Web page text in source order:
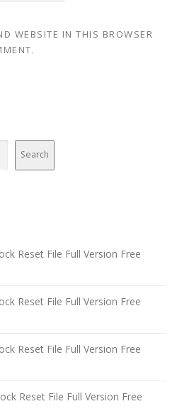
WEBSITE IN THIS BROWSER
Search
Reset File Full Version Free
Reset File Full Version Free
Reset File Full Version Free
Reset File Full Version Free